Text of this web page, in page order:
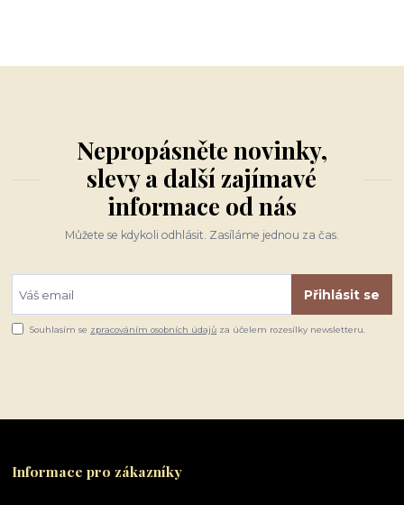
Nepropásněte novinky,
slevy a další zajímavé
informace od nás
Můžete se kdykoli odhlásit. Zasíláme jednou za čas.
Přihlásit se
Souhlasím se zpracováním osobních údajů za účelem rozesílky newsletteru.
Informace pro zákazníky